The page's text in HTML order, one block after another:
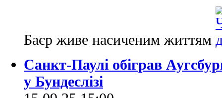
Баєр живе насиченим життям
Санкт-Паулі обіграв
у Бундеслізі